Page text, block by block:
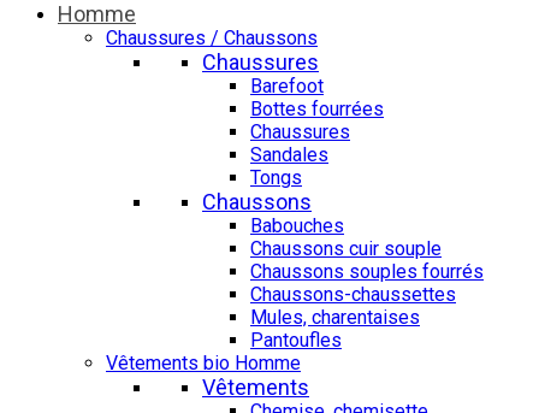
Homme
Chaussures / Chaussons
Chaussures
Barefoot
Bottes fourrées
Chaussures
Sandales
Tongs
Chaussons
Babouches
Chaussons cuir souple
Chaussons souples fourrés
Chaussons-chaussettes
Mules, charentaises
Pantoufles
Vêtements bio Homme
Vêtements